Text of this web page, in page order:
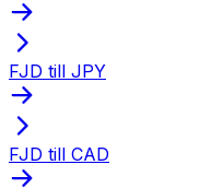
FJD till JPY
FJD till CAD